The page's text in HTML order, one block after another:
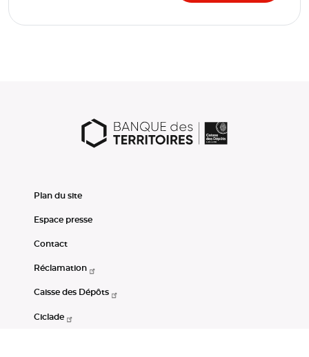
Plan du site
Espace presse
Contact
Réclamation
Caisse des Dépôts
Ciclade